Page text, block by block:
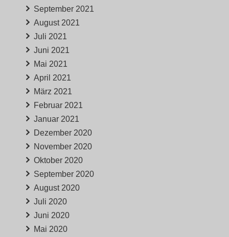
September 2021
August 2021
Juli 2021
Juni 2021
Mai 2021
April 2021
März 2021
Februar 2021
Januar 2021
Dezember 2020
November 2020
Oktober 2020
September 2020
August 2020
Juli 2020
Juni 2020
Mai 2020